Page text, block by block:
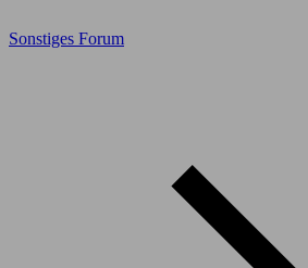
Sonstiges Forum